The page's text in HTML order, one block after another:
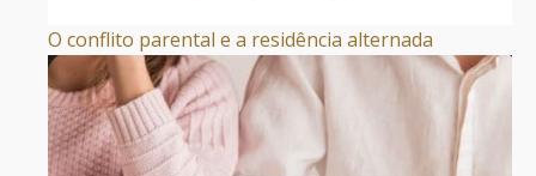
O conflito parental e a residência alternada